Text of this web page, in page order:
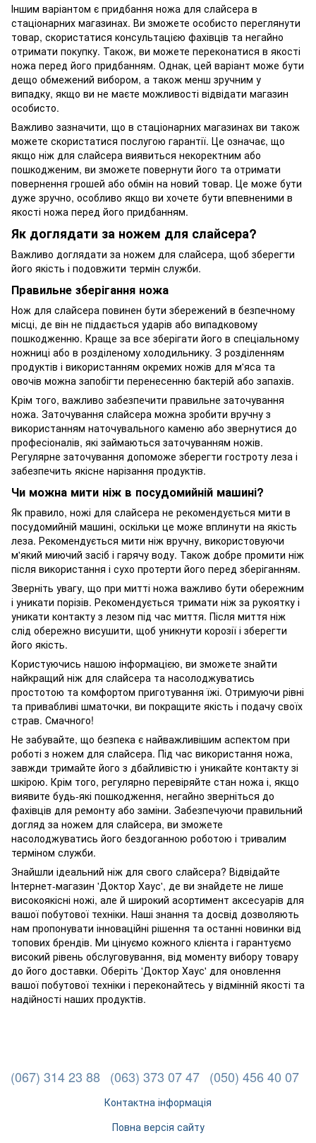
Іншим варіантом є придбання ножа для слайсера в
стаціонарних магазинах. Ви зможете особисто переглянути
товар, скористатися консультацією фахівців та негайно
отримати покупку. Також, ви можете переконатися в якості
ножа перед його придбанням. Однак, цей варіант може бути
дещо обмежений вибором, а також менш зручним у
випадку, якщо ви не маєте можливості відвідати магазин
особисто.
Важливо зазначити, що в стаціонарних магазинах ви також
можете скористатися послугою гарантії. Це означає, що
якщо ніж для слайсера виявиться некоректним або
пошкодженим, ви зможете повернути його та отримати
повернення грошей або обмін на новий товар. Це може бути
дуже зручно, особливо якщо ви хочете бути впевненими в
якості ножа перед його придбанням.
Як доглядати за ножем для слайсера?
Важливо доглядати за ножем для слайсера, щоб зберегти
його якість і подовжити термін служби.
Правильне зберігання ножа
Нож для слайсера повинен бути збережений в безпечному
місці, де він не піддається ударів або випадковому
пошкодженню. Краще за все зберігати його в спеціальному
ножниці або в розділеному холодильнику. З розділенням
продуктів і використанням окремих ножів для м'яса та
овочів можна запобігти перенесенню бактерій або запахів.
Крім того, важливо забезпечити правильне заточування
ножа. Заточування слайсера можна зробити вручну з
використанням наточувального каменю або звернутися до
професіоналів, які займаються заточуванням ножів.
Регулярне заточування допоможе зберегти гостроту леза і
забезпечить якісне нарізання продуктів.
Чи можна мити ніж в посудомийній машині?
Як правило, ножі для слайсера не рекомендується мити в
посудомийній машині, оскільки це може вплинути на якість
леза. Рекомендується мити ніж вручну, використовуючи
м'який миючий засіб і гарячу воду. Також добре промити ніж
після використання і сухо протерти його перед зберіганням.
Зверніть увагу, що при митті ножа важливо бути обережним
і уникати порізів. Рекомендується тримати ніж за рукоятку і
уникати контакту з лезом під час миття. Після миття ніж
слід обережно висушити, щоб уникнути корозії і зберегти
його якість.
Користуючись нашою інформацією, ви зможете знайти
найкращий ніж для слайсера та насолоджуватись
простотою та комфортом приготування їжі. Отримуючи рівні
та привабливі шматочки, ви покращите якість і подачу своїх
страв. Смачного!
Не забувайте, що безпека є найважливішим аспектом при
роботі з ножем для слайсера. Під час використання ножа,
завжди тримайте його з дбайливістю і уникайте контакту зі
шкірою. Крім того, регулярно перевіряйте стан ножа і, якщо
виявите будь-які пошкодження, негайно зверніться до
фахівців для ремонту або заміни. Забезпечуючи правильний
догляд за ножем для слайсера, ви зможете
насолоджуватись його бездоганною роботою і тривалим
терміном служби.
Знайшли ідеальний ніж для свого слайсера? Відвідайте
Інтернет-магазин 'Доктор Хаус', де ви знайдете не лише
високоякісні ножі, але й широкий асортимент аксесуарів для
вашої побутової техніки. Наші знання та досвід дозволяють
нам пропонувати інноваційні рішення та останні новинки від
топових брендів. Ми цінуємо кожного клієнта і гарантуємо
високий рівень обслуговування, від моменту вибору товару
до його доставки. Оберіть 'Доктор Хаус' для оновлення
вашої побутової техніки і переконайтесь у відмінній якості та
надійності наших продуктів.
(067) 314 23 88 (063) 373 07 47 (050) 456 40 07
Контактна інформація
Повна версія сайту